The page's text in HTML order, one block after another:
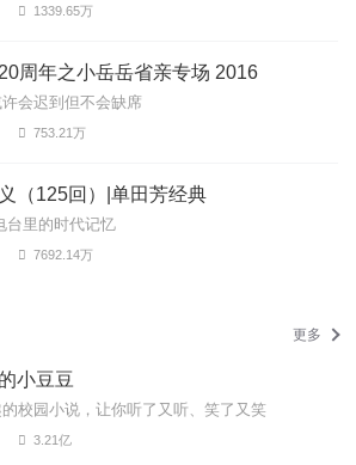
1339.65万
周年之小岳岳省亲专场 2016
会迟到但不会缺席
753.21万
（125回）|单田芳经典
台里的时代记忆
7692.14万
更多
小豆豆
校园小说，让你听了又听、笑了又笑
3.21亿